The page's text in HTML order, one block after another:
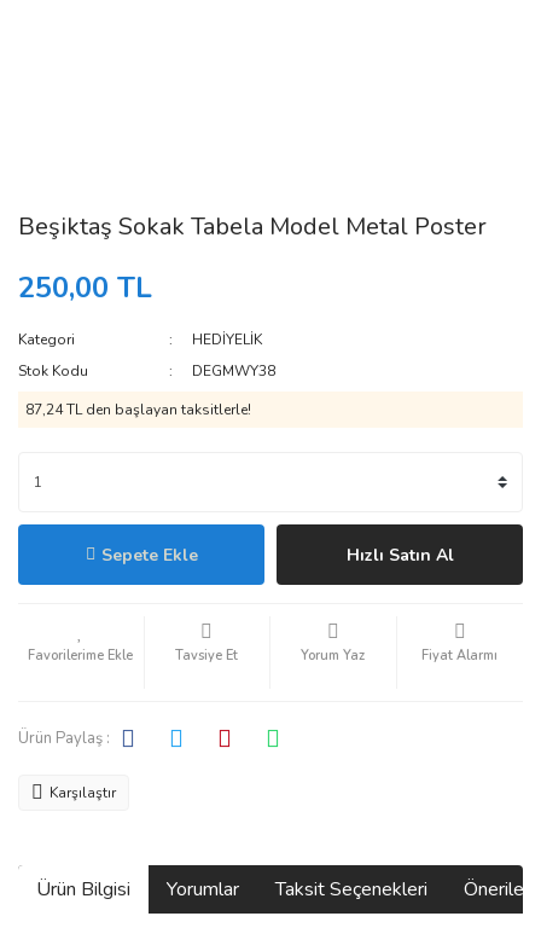
Beşiktaş Sokak Tabela Model Metal Poster
250,00 TL
Kategori
HEDİYELİK
Stok Kodu
DEGMWY38
87,24 TL den başlayan taksitlerle!
Sepete Ekle Hızlı Satın Al
Tavsiye Et Yorum Yaz Fiyat Alarmı
Ürün Paylaş :
Karşılaştır
Ürün Bilgisi Yorumlar Taksit Seçenekleri